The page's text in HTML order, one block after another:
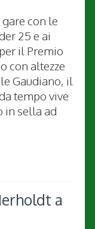
con le
25 e ai
il Premio
con altezze
Gaudiano, il
tempo vive
in sella ad
a